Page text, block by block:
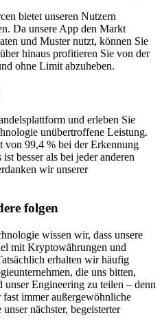
bietet unseren Nutzern
Da unsere App den Markt
und Muster nutzt, können Sie
hinaus profitieren Sie von der
ohne Limit abzuheben.
und erleben Sie
unübertroffene Leistung.
von 99,4 % bei der Erkennung
besser als bei jeder anderen
wir unserer
folgen
wissen wir, dass unsere
mit Kryptowährungen und
erhalten wir häufig
die uns bitten,
Engineering zu teilen – denn
immer außergewöhnliche
nächster, begeisterter